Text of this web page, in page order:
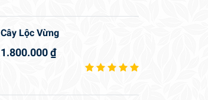
Cây Lộc Vừng
1.800.000₫